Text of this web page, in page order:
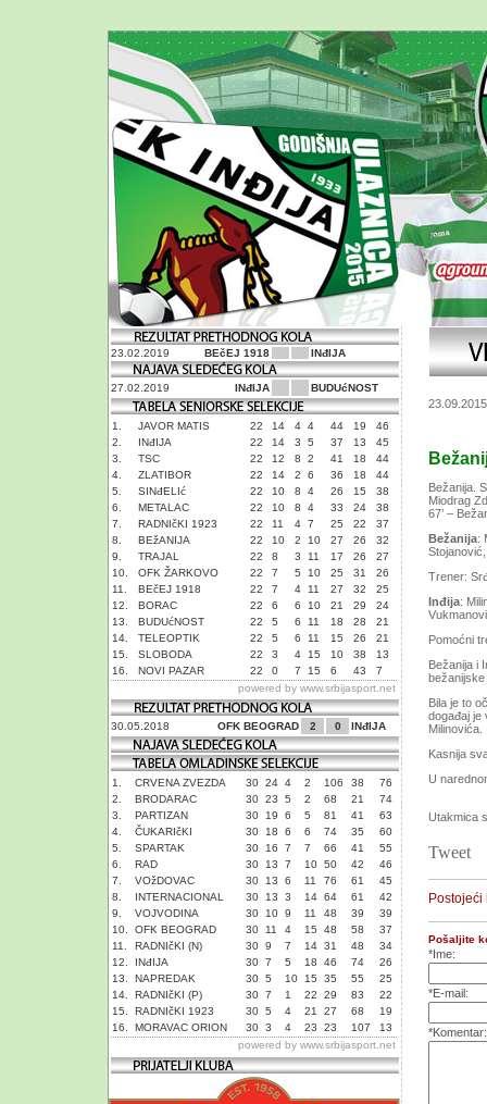
23.02.2019 BEčEJ 1918 INđIJA
27.02.2019 INđIJA BUDUćNOST
1. JAVOR MATIS 22 14 4 4 44 19
46
2.
INđIJA 22 14 3 5 37 13
45
3.
TSC 22 12 8 2 41 18
44
4.
ZLATIBOR 22 14 2 6 36 18
44
5.
SINđELIć 22 10 8 4 26 15
38
6.
METALAC 22 10 8 4 33 24
38
7.
RADNIčKI 1923 22 11 4 7 25 22
37
8.
BEžANIJA 22 10 2 10 27 26
32
9.
TRAJAL 22 8 3 11 17 26
27
10.
OFK ŽARKOVO 22 7 5 10 25 31
26
11.
BEčEJ 1918 22 7 4 11 27 32
25
12.
BORAC 22 6 6 10 21 29
24
13.
BUDUćNOST 22 5 6 11 18 28
21
14.
TELEOPTIK 22 5 6 11 15 26
21
15.
SLOBODA 22 3 4 15 10 38
13
16.
NOVI PAZAR 22 0 7 15 6 43
7
powered by www.srbijasport.net
30.05.2018 OFK BEOGRAD 2 0 INđIJA
1. CRVENA ZVEZDA 30 24 4 2 106 38
76
2.
BRODARAC 30 23 5 2 68 21
74
3.
PARTIZAN 30 19 6 5 81 41
63
4.
ČUKARIčKI 30 18 6 6 74 35
60
5.
SPARTAK 30 16 7 7 66 41
55
6.
RAD 30 13 7 10 50 42
46
7.
VOžDOVAC 30 13 6 11 76 61
45
8.
INTERNACIONAL 30 13 3 14 64 61
42
9.
VOJVODINA 30 10 9 11 48 39
39
10.
OFK BEOGRAD 30 11 4 15 48 58
37
11.
RADNIčKI (N) 30 9 7 14 31 48
34
12.
INđIJA 30 7 5 18 46 74
26
13.
NAPREDAK 30 5 10 15 35 55
25
14.
RADNIčKI (P) 30 7 1 22 29 83
22
15.
RADNIčKI 1923 30 5 4 21 27 68
19
16.
MORAVAC ORION 30 3 4 23 23 107
13
powered by www.srbijasport.net
23.09.2015
Bežanija.
Miodrag
67’ –
Bežanija:
Trener:
Inđija:
Pomoćni
Bežanija i
Bila je to
događaj je
Milinovića.
Kasnija
U
Utakmica
Tweet
Postojeći
Pošaljite
*Ime:
*E-mail:
*Komentar: